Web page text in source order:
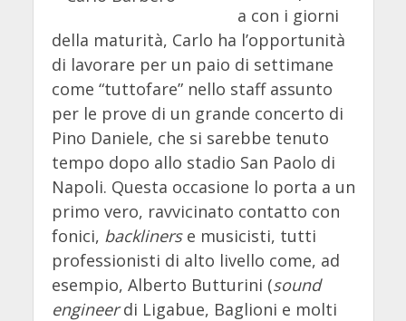
a con i giorni
della maturità, Carlo ha l’opportunità
di lavorare per un paio di settimane
come “tuttofare” nello staff assunto
per le prove di un grande concerto di
Pino Daniele, che si sarebbe tenuto
tempo dopo allo stadio San Paolo di
Napoli. Questa occasione lo porta a un
primo vero, ravvicinato contatto con
fonici, backlinerse musicisti, tutti
professionisti di alto livello come, ad
esempio, Alberto Butturini (sound
engineerdi Ligabue, Baglioni e molti